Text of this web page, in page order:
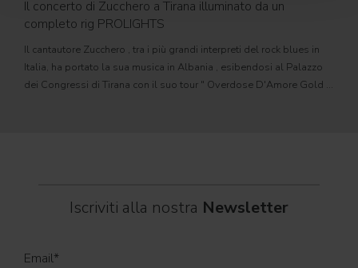
Il concerto di Zucchero a Tirana illuminato da un
completo rig PROLIGHTS
Il cantautore Zucchero , tra i più grandi interpreti del rock blues in
Italia, ha portato la sua musica in Albania , esibendosi al Palazzo
dei Congressi di Tirana con il suo tour " Overdose D'Amore Gold -
Iscriviti alla nostra Newsletter
Email*